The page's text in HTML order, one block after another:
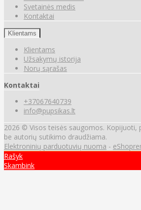
Svetainės medis
Kontaktai
Klientams
Klientams
Užsakymų istorija
Norų sąrašas
Kontaktai
+37067640739
info@pupsikas.lt
2026 © Visos teisės saugomos. Kopijuoti,
be autorių sutikimo draudžiama.
Elektroninių parduotuvių nuoma -
Rašyk
Skambink